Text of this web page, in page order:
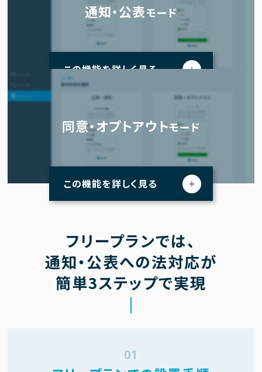
通知・公表モード
この機能を詳しく見る
同意・オプトアウトモード
この機能を詳しく見る
フリープランでは、
通知・公表への法対応が
簡単3ステップで実現
01